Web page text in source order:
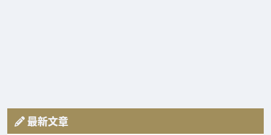
最新文章